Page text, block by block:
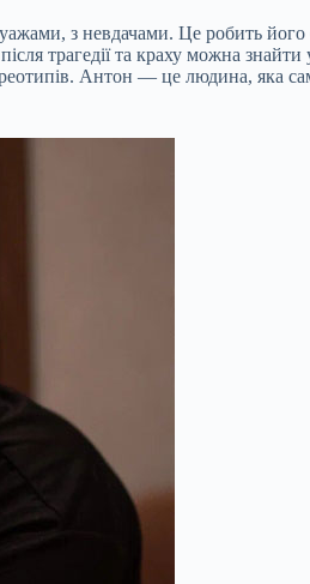
з невдачами. Це робить
трагедії та краху можна
Антон — це людина, яка